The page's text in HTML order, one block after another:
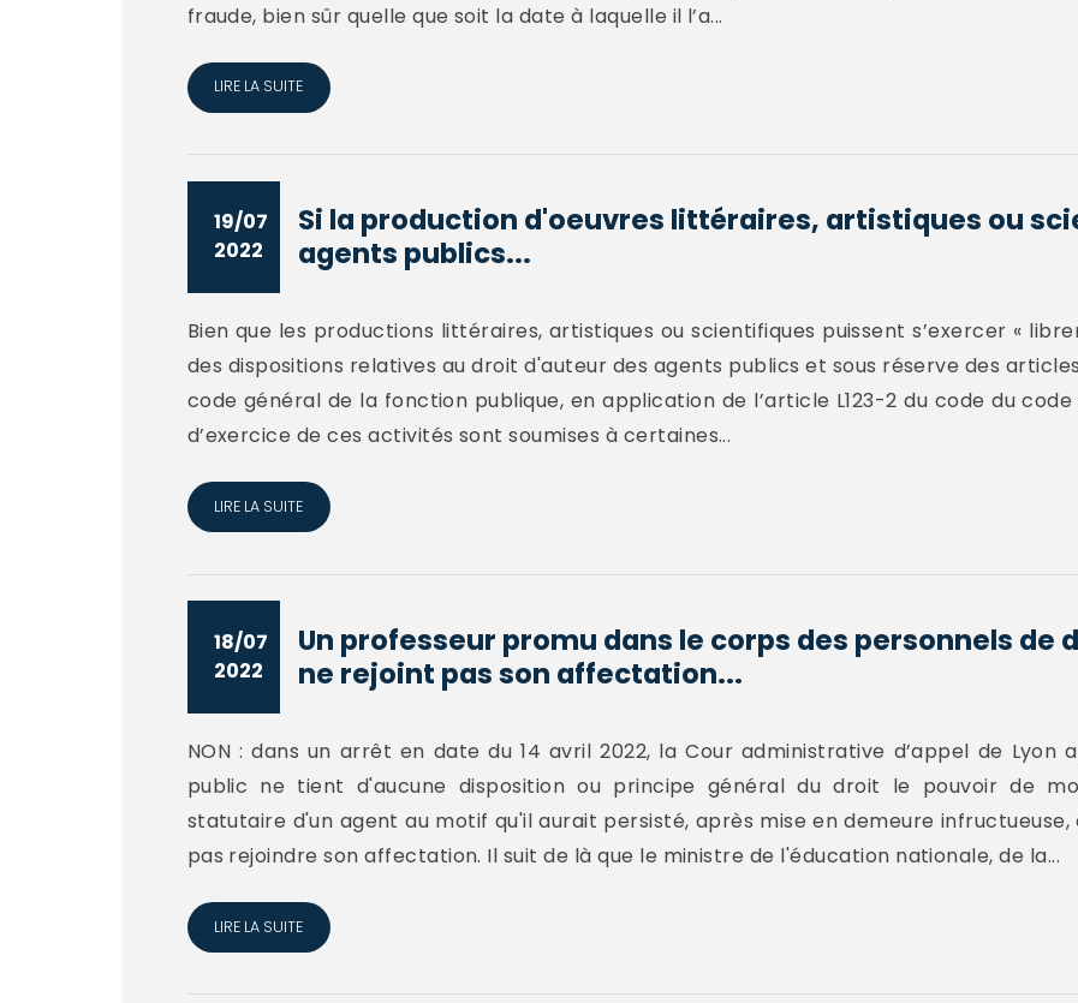
fraude, bien sûr quelle que soit la date à laquelle il l’a...
LIRE LA SUITE
19/07
2022
Si la production d'oeuvres littéraires, artistiques ou
agents publics...
Bien que les productions littéraires, artistiques ou scientifiques puissent s’exercer «
des dispositions relatives au droit d'auteur des agents publics et sous réserve des articles
code général de la fonction publique, en application de l’article L123-2 du code du code
d’exercice de ces activités sont soumises à certaines...
LIRE LA SUITE
18/07
2022
Un professeur promu dans le corps des personnels de
ne rejoint pas son affectation...
NON : dans un arrêt en date du 14 avril 2022, la Cour administrative d’appel de Lyon
public ne tient d'aucune disposition ou principe général du droit le pouvoir de
statutaire d'un agent au motif qu'il aurait persisté, après mise en demeure infructueuse,
pas rejoindre son affectation. Il suit de là que le ministre de l'éducation nationale, de la...
LIRE LA SUITE